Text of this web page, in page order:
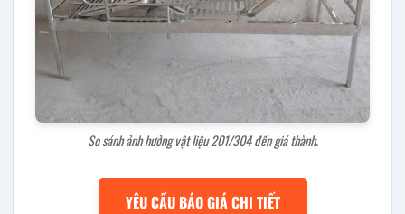
So sánh ảnh hưởng vật liệu 201/304 đến giá thành.
YÊU CẦU BÁO GIÁ CHI TIẾT